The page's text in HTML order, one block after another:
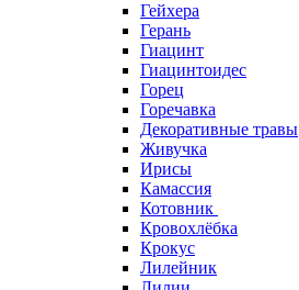
Гейхера
Герань
Гиацинт
Гиацинтоидес
Горец
Горечавка
Декоративные травы
Живучка
Ирисы
Камассия
Котовник
Кровохлёбка
Крокус
Лилейник